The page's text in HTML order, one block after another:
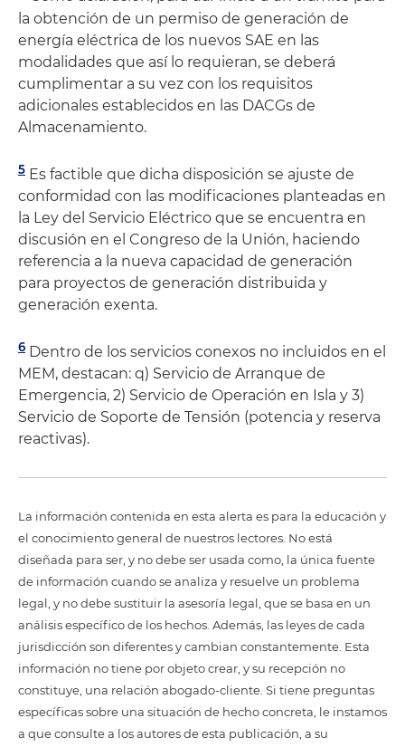
la obtención de un permiso de generación de
energía eléctrica de los nuevos SAE en las
modalidades que así lo requieran, se deberá
cumplimentar a su vez con los requisitos
adicionales establecidos en las DACGs de
Almacenamiento.
5 Es factible que dicha disposición se ajuste de
conformidad con las modificaciones planteadas en
la Ley del Servicio Eléctrico que se encuentra en
discusión en el Congreso de la Unión, haciendo
referencia a la nueva capacidad de generación
para proyectos de generación distribuida y
generación exenta.
6 Dentro de los servicios conexos no incluidos en el
MEM, destacan: q) Servicio de Arranque de
Emergencia, 2) Servicio de Operación en Isla y 3)
Servicio de Soporte de Tensión (potencia y reserva
reactivas).
La información contenida en esta alerta es para la educación y
el conocimiento general de nuestros lectores. No está
diseñada para ser, y no debe ser usada como, la única fuente
de información cuando se analiza y resuelve un problema
legal, y no debe sustituir la asesoría legal, que se basa en un
análisis específico de los hechos. Además, las leyes de cada
jurisdicción son diferentes y cambian constantemente. Esta
información no tiene por objeto crear, y su recepción no
constituye, una relación abogado-cliente. Si tiene preguntas
específicas sobre una situación de hecho concreta, le instamos
a que consulte a los autores de esta publicación, a su